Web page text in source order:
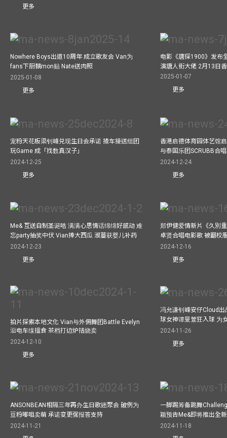
更多
Nowhere Boys出道10周年 成立歌友会 Van为
fans下厨黐mon贴 Nate送肉照
2025-01-08
更多
电影《唐探1900》发布
演唐人街大佬 2月13日
2025-01-07
更多
宠粉天花板梁钊峰兑现生日会承诺 揸车接送组团
玩Game 成「找数真汉子」
2024-12-25
更多
香港启德体育园体艺馆
与泰国乐团SCRUBB合
2024-12-24
更多
Me& 互送自制圣诞咭 满满心思情话绵绵好感动 难
忘party抽奖中伏 Vian捧大西瓜 淑蔓获婴儿补药
2024-12-23
更多
郑伊健爱情新片《久別
卓贤合唱电影歌 被翻校
2024-12-16
更多
拍片探索本地文化 Vian与外佣舞团Battle Evelyn
沿电车缐搵食 茶档打边炉拮烧卖
2024-12-10
更多
冯允谦钊峰安仔Cloud
球女神谭旻萱狂入球 为
2024-11-26
更多
ANSONBEAN相隔三年再办生日歌迷聚会 破例为
豆粉嘟咀卖萌 承诺变更强报答支持
2024-11-21
一脚踢筹备跳舞
颖预告Me&即将推出全
2024-11-18